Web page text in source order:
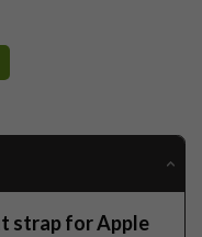
strap for Apple